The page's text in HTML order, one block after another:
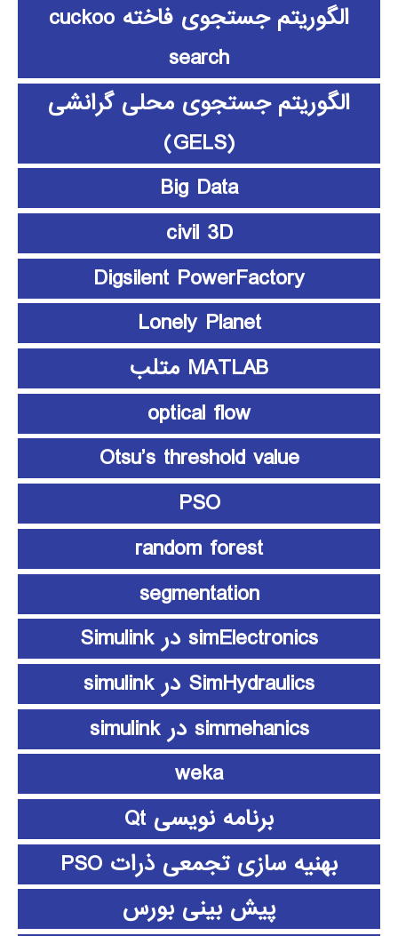
الگوریتم جستجوی فاخته cuckoo
search
الگوریتم جستجوی محلی گرانشی
(GELS)
Big Data
civil 3D
Digsilent PowerFactory
Lonely Planet
MATLAB متلب
optical flow
Otsu’s threshold value
PSO
random forest
segmentation
simElectronics در Simulink
SimHydraulics در simulink
simmehanics در simulink
weka
برنامه نویسی Qt
بهنیه سازی تجمعی ذرات PSO
پیش بینی بورس